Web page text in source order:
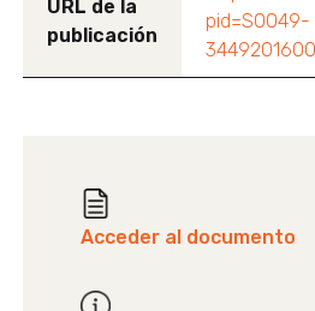
URL de la
publicación
pid=S0049-
Acceder al documento